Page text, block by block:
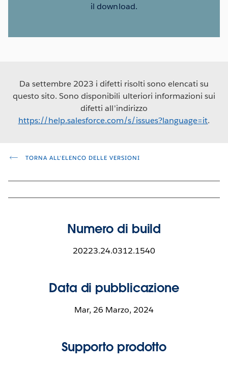
il download.
Da settembre 2023 i difetti risolti sono elencati su
questo sito. Sono disponibili ulteriori informazioni sui
difetti all'indirizzo
https://help.salesforce.com/s/issues?language=it.
TORNA ALL'ELENCO DELLE VERSIONI
Numero di build
20223.24.0312.1540
Data di pubblicazione
Mar, 26 Marzo, 2024
Supporto prodotto